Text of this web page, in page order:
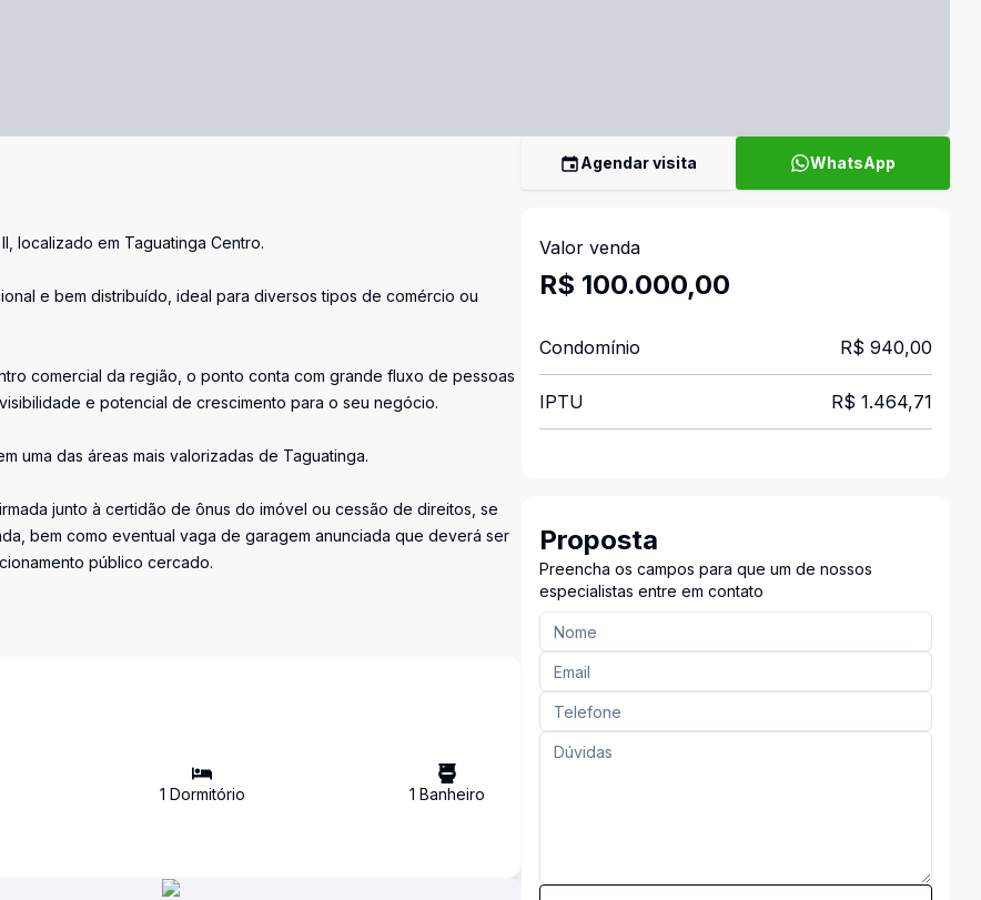
localizado em Taguatinga Centro.
e bem distribuído, ideal para diversos tipos de comércio ou
comercial da região, o ponto conta com grande fluxo de pessoas
e potencial de crescimento para o seu negócio.
uma das áreas mais valorizadas de Taguatinga.
junto à certidão de ônus do imóvel ou cessão de direitos, se
bem como eventual vaga de garagem anunciada que deverá ser
público cercado.
1 Dormitório 1 Banheiro
Agendar visita WhatsApp
Valor venda
R$ 100.000,00
Condomínio R$ 940,00
IPTU R$ 1.464,71
Proposta
Preencha os campos para que um de nossos
especialistas entre em contato